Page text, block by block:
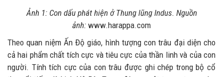
Ảnh 1: Con dấu phát hiện ở Thung lũng Indus. Nguồn
ảnh: www.harappa.com
Theo quan niệm Ấn Độ giáo, hình tượng con trâu đại diện cho
cả hai phẩm chất tích cực và tiêu cực của thần linh và của con
người. Tính tích cực của con trâu được ghi chép trong bộ cổ